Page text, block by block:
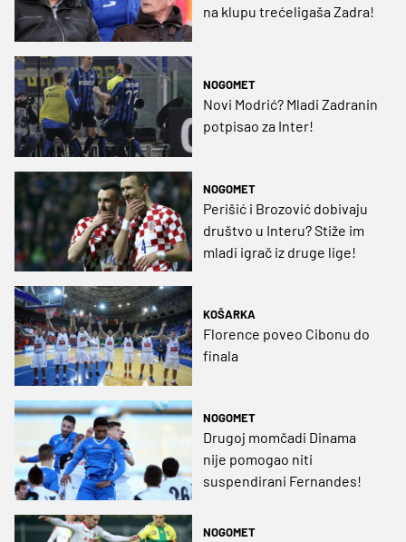
na klupu trećeligaša Zadra!
NOGOMET
Novi Modrić? Mladi Zadranin
potpisao za Inter!
NOGOMET
Perišić i Brozović dobivaju
društvo u Interu? Stiže im
mladi igrač iz druge lige!
KOŠARKA
Florence poveo Cibonu do
finala
NOGOMET
Drugoj momčadi Dinama
nije pomogao niti
suspendirani Fernandes!
NOGOMET